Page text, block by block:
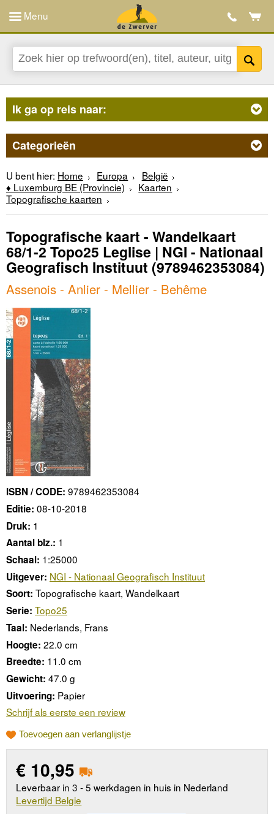
Menu
Ik ga op reis naar:
Categorieën
U bent hier: Home Europa
België
♦ Luxemburg BE (Provincie)
Kaarten
Topografische kaarten
Topografische kaart - Wandelkaart
68/1-2 Topo25 Leglise | NGI - Nationaal
Geografisch Instituut (9789462353084)
Assenois - Anlier - Mellier - Behême
ISBN / CODE: 9789462353084
Editie: 08-10-2018
Druk: 1
Aantal blz.: 1
Schaal: 1:25000
Uitgever: NGI - Nationaal Geografisch Instituut
Soort: Topografische kaart, Wandelkaart
Serie: Topo25
Taal: Nederlands, Frans
Hoogte: 22.0 cm
Breedte: 11.0 cm
Gewicht: 47.0 g
Uitvoering: Papier
Schrijf als eerste een review
Toevoegen aan verlanglijstje
€ 10,95
Leverbaar in 3 - 5 werkdagen in huis in Nederland
Levertijd Belgie